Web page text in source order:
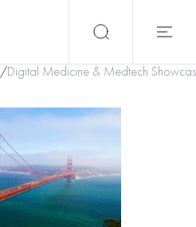
/Digital Medicine & Medtech